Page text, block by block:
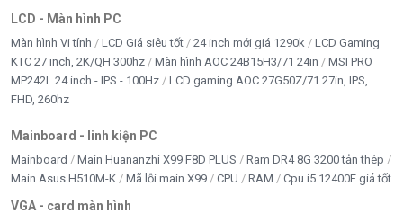
LCD - Màn hình PC
Màn hình Vi tính LCD Giá siêu tốt 24 inch mới giá 1290k
LCD Gaming
KTC 27 inch, 2K/QH 300hz
Màn hình AOC 24B15H3/71 24in
MSI PRO
MP242L 24 inch - IPS - 100Hz
LCD gaming AOC 27G50Z/71 27in, IPS,
FHD, 260hz
Mainboard - linh kiện PC
Mainboard Main Huananzhi X99 F8D PLUS
Ram DR4 8G 3200 tản thép
Main Asus H510M-K
Mã lỗi main X99 CPU RAM Cpu i5 12400F giá tốt
VGA - card màn hình